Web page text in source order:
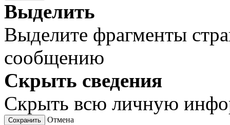
Выделить
Выделите фрагменты
сообщению
Скрыть сведения
Скрыть всю личную
Сохранить Отмена